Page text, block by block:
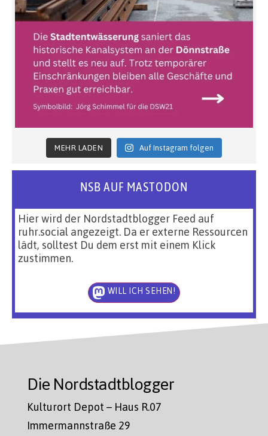
MEHR LADEN Auf Instagram folgen
NSB AUF MASTODON
Hier wird der Nordstadtblogger Feed auf
ruhr.social angezeigt. Da er externe Ressourcen
lädt, solltest Du dem erst mit einem Klick
zustimmen.
WILL ICH SEHEN!
Die Nordstadtblogger
Kulturort Depot – Haus R.07
Immermannstraße 29